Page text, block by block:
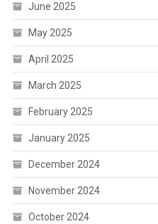
June 2025
May 2025
April 2025
March 2025
February 2025
January 2025
December 2024
November 2024
October 2024